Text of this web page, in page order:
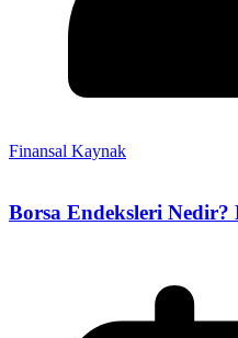
Finansal Kaynak
Borsa Endeksleri Nedir?